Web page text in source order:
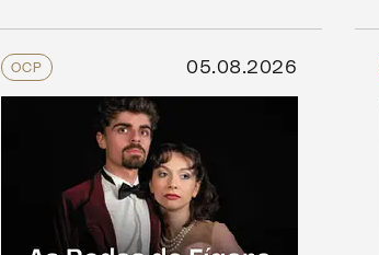
OCP 05.08.2026